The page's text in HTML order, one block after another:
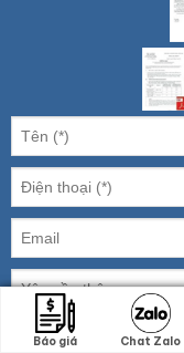
4 + 5 =
Báo giá Chat Zalo
Báo giá Chat Zalo